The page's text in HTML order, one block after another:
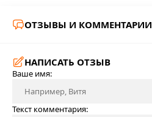
ОТЗЫВЫ И КОММЕНТАРИИ
НАПИСАТЬ ОТЗЫВ
Ваше имя:
Текст комментария: